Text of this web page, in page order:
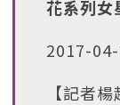
花系列女
2017-
【記者楊